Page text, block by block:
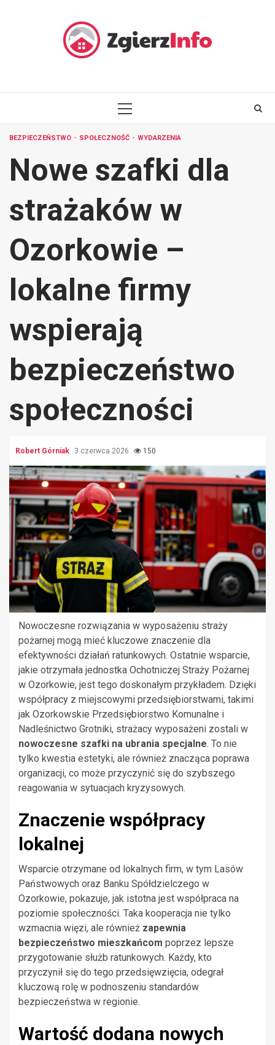
PRIMARY
BEZPIECZEŃSTWO SPOŁECZNOŚĆ WYDARZENIA
Nowe szafki dla
strażaków w
Ozorkowie –
lokalne firmy
wspierają
bezpieczeństwo
społeczności
Robert Górniak 3 czerwca 2026 150
Nowoczesne rozwiązania w wyposażeniu straży
pożarnej mogą mieć kluczowe znaczenie dla
efektywności działań ratunkowych. Ostatnie wsparcie,
jakie otrzymała jednostka Ochotniczej Straży Pożarnej
w Ozorkowie, jest tego doskonałym przykładem. Dzięki
współpracy z miejscowymi przedsiębiorstwami, takimi
jak Ozorkowskie Przedsiębiorstwo Komunalne i
Nadleśnictwo Grotniki, strażacy wyposażeni zostali w
nowoczesne szafki na ubrania specjalne. To nie
tylko kwestia estetyki, ale również znacząca poprawa
organizacji, co może przyczynić się do szybszego
reagowania w sytuacjach kryzysowych.
Znaczenie współpracy
lokalnej
Wsparcie otrzymane od lokalnych firm, w tym Lasów
Państwowych oraz Banku Spółdzielczego w
Ozorkowie, pokazuje, jak istotna jest współpraca na
poziomie społeczności. Taka kooperacja nie tylko
wzmacnia więzi, ale również zapewnia
bezpieczeństwo mieszkańcom poprzez lepsze
przygotowanie służb ratunkowych. Każdy, kto
przyczynił się do tego przedsięwzięcia, odegrał
kluczową rolę w podnoszeniu standardów
bezpieczeństwa w regionie.
Wartość dodana nowych